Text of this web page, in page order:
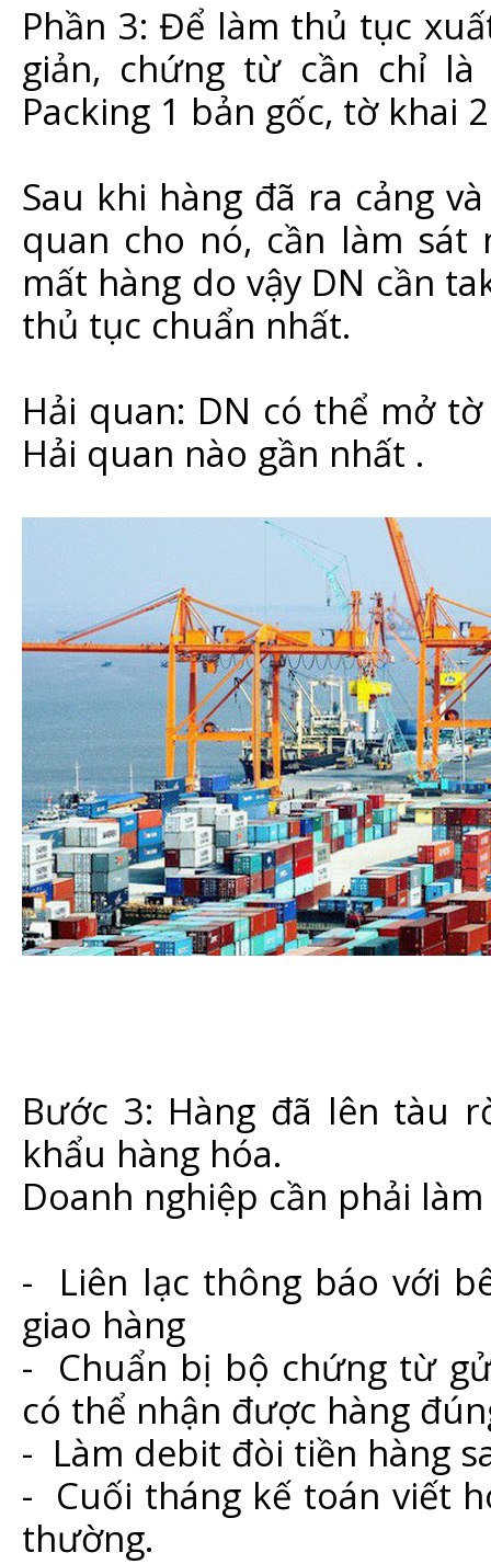
Phần 3: Để làm thủ tục
giản, chứng từ cần chỉ
Packing 1 bản gốc, tờ khai
Sau khi hàng đã ra cảng
quan cho nó, cần làm
mất hàng do vậy DN cần
thủ tục chuẩn nhất.
Hải quan: DN có thể mở
Hải quan nào gần nhất .
Bước 3: Hàng đã lên tàu
khẩu hàng hóa.
Doanh nghiệp cần phải
- Liên lạc thông báo với
giao hàng
- Chuẩn bị bộ chứng từ
có thể nhận được hàng
- Làm debit đòi tiền hàng
- Cuối tháng kế toán viết
thường.